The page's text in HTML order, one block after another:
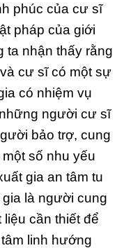
phúc của cư sĩ
pháp của giới
ta nhận thấy rằng
cư sĩ có một sự
có nhiệm vụ
người cư sĩ
bảo trợ, cung
số nhu yếu
gia an tâm tu
là người cung
cần thiết để
linh hướng